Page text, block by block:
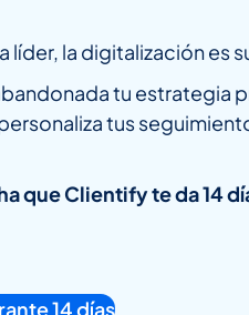
la digitalización es
tu estrategia
tus
que Clientify te da 14
14 días